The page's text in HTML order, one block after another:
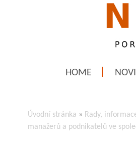
HOME
Úvodní stránka » Rady,
manažerů a podnikatelů ve